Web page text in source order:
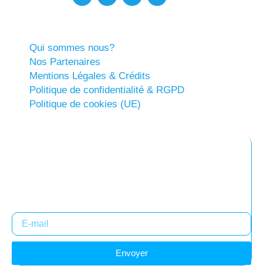
Qui sommes nous?
Nos Partenaires
Mentions Légales & Crédits
Politique de confidentialité & RGPD
Politique de cookies (UE)
Envoyer